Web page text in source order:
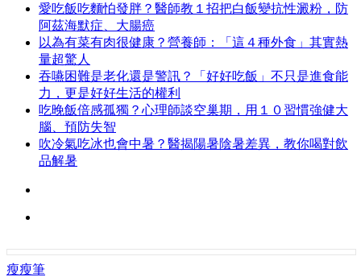
愛吃飯吃麵怕發胖？醫師教１招把白飯變抗性澱粉，防
阿茲海默症、大腸癌
以為有菜有肉很健康？營養師：「這４種外食」其實熱
量超驚人
吞嚥困難是老化還是警訊？「好好吃飯」不只是進食能
力，更是好好生活的權利
吃晚飯倍感孤獨？心理師談空巢期，用１０習慣強健大
腦、預防失智
吹冷氣吃冰也會中暑？醫揭陽暑陰暑差異，教你喝對飲
品解暑
瘦瘦筆